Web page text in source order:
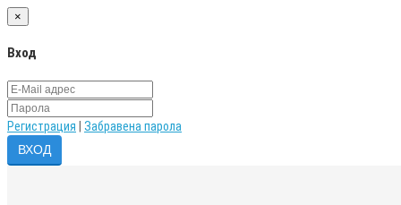
×
Вход
Регистрация Забравена парола